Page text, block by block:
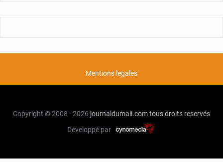
Mentions legales
Copyright © 2008 - 2026 journaldumali.comtous droits reservés
Développé par